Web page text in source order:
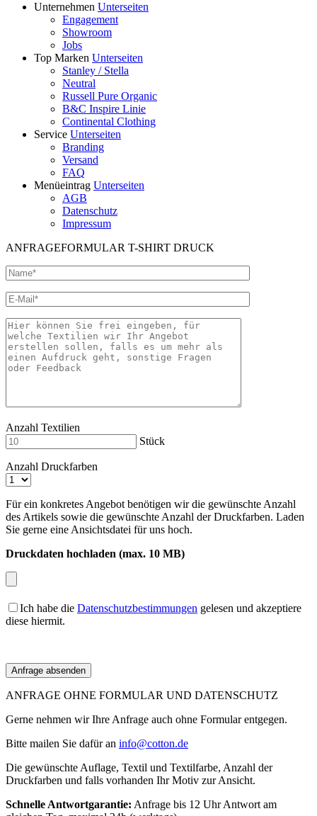
Unternehmen Unterseiten
Engagement
Showroom
Jobs
Top Marken Unterseiten
Stanley / Stella
Neutral
Russell Pure Organic
B&C Inspire Linie
Continental Clothing
Service Unterseiten
Branding
Versand
FAQ
Menüeintrag Unterseiten
AGB
Datenschutz
Impressum
ANFRAGEFORMULAR T-SHIRT DRUCK
Anzahl Textilien
Stück
Anzahl Druckfarben
Für ein konkretes Angebot benötigen wir die gewünschte Anzahl
des Artikels sowie die gewünschte Anzahl der Druckfarben. Laden
Sie gerne eine Ansichtsdatei für uns hoch.
Druckdaten hochladen (max. 10 MB)
Ich habe die Datenschutzbestimmungen gelesen und akzeptiere
diese hiermit.
ANFRAGE OHNE FORMULAR UND DATENSCHUTZ
Gerne nehmen wir Ihre Anfrage auch ohne Formular entgegen.
Bitte mailen Sie dafür an info@cotton.de
Die gewünschte Auflage, Textil und Textilfarbe, Anzahl der
Druckfarben und falls vorhanden Ihr Motiv zur Ansicht.
Schnelle Antwortgarantie: Anfrage bis 12 Uhr Antwort am